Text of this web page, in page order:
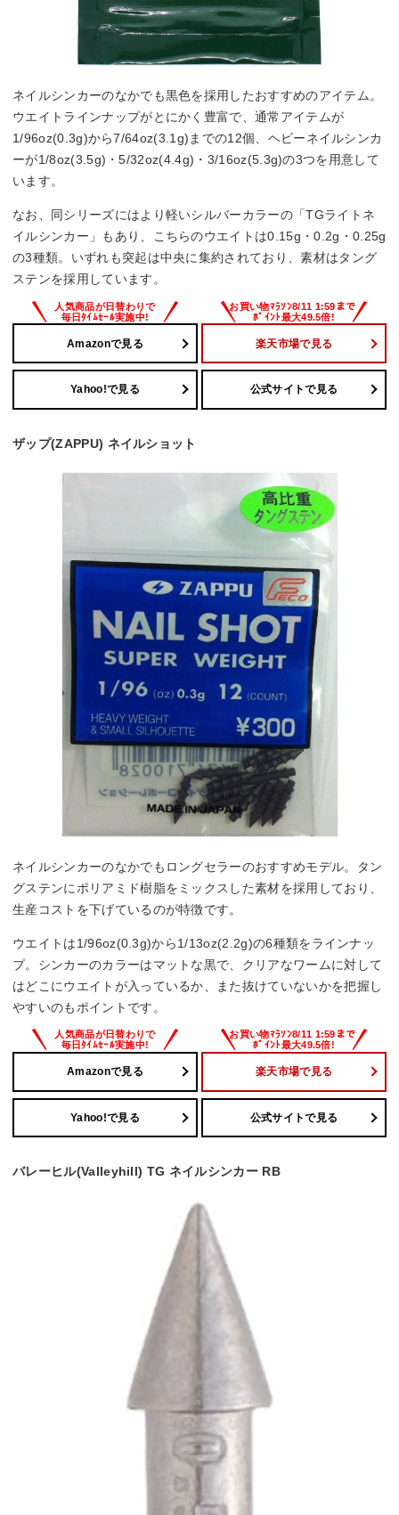
ネイルシンカーのなかでも黒色を採用したおすすめのアイテム。
ウエイトラインナップがとにかく豊富で、通常アイテムが
1/96oz(0.3g)から7/64oz(3.1g)までの12個、ヘビーネイルシンカ
ーが1/8oz(3.5g)・5/32oz(4.4g)・3/16oz(5.3g)の3つを用意して
います。
なお、同シリーズにはより軽いシルバーカラーの「TGライトネ
イルシンカー」もあり、こちらのウエイトは0.15g・0.2g・0.25g
の3種類。いずれも突起は中央に集約されており、素材はタング
ステンを採用しています。
Amazonで見る 楽天市場で見る
Yahoo!で見る 公式サイトで見る
ザップ(ZAPPU) ネイルショット
ネイルシンカーのなかでもロングセラーのおすすめモデル。タン
グステンにポリアミド樹脂をミックスした素材を採用しており、
生産コストを下げているのが特徴です。
ウエイトは1/96oz(0.3g)から1/13oz(2.2g)の6種類をラインナッ
プ。シンカーのカラーはマットな黒で、クリアなワームに対して
はどこにウエイトが入っているか、また抜けていないかを把握し
やすいのもポイントです。
Amazonで見る 楽天市場で見る
Yahoo!で見る 公式サイトで見る
バレーヒル(Valleyhill) TG ネイルシンカー RB